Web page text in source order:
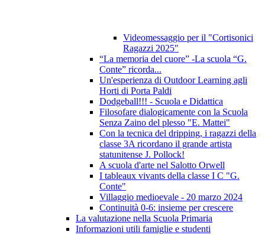
Videomessaggio per il "Cortisonici
Ragazzi 2025"
“La memoria del cuore” -La scuola “G.
Conte” ricorda...
Un'esperienza di Outdoor Learning agli
Horti di Porta Paldi
Dodgeball!!! - Scuola e Didattica
Filosofare dialogicamente con la Scuola
Senza Zaino del plesso "E. Mattei"
Con la tecnica del dripping, i ragazzi della
classe 3A ricordano il grande artista
statunitense J. Pollock!
A scuola d'arte nel Salotto Orwell
I tableaux vivants della classe I C "G.
Conte"
Villaggio medioevale - 20 marzo 2024
Continuità 0-6: insieme per crescere
La valutazione nella Scuola Primaria
Informazioni utili famiglie e studenti